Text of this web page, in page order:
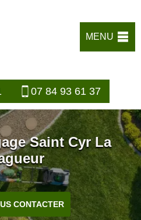
MENU
07 84 93 61 37
Saint Cyr La
CONTACTER